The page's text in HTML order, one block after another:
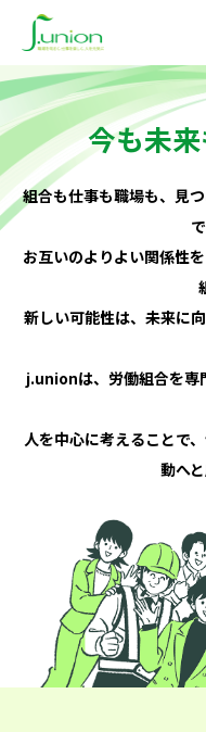
今も未
組合も仕事も職場も、見
お互いのよりよい関係性
新しい可能性は、未来に
j.unionは、労働組合を専
人を中心に考えることで
動へ